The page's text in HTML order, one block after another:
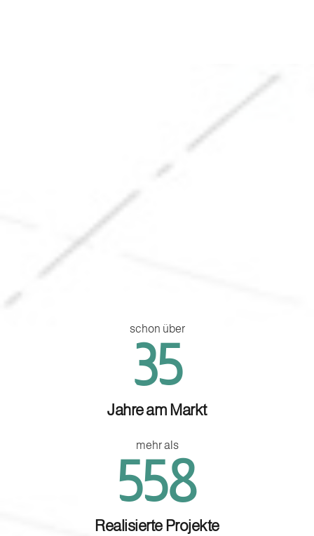
schon über
46
Jahre am Markt
mehr als
650
Realisierte Projekte